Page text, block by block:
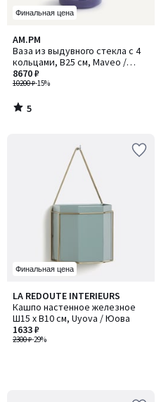
Финальная цена
AM.PM
Ваза из выдувного стекла с 4
кольцами, В25 см, Maveo /
Мавео
10200 ₽-15%
8670 ₽
5
/
5
5
/
Финальная цена
LA REDOUTE INTERIEURS
Кашпо настенное железное
Ш15 x В10 см, Uyova / Юова
2300 ₽-29%
1633 ₽